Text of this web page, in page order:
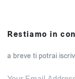
Restiamo in
a breve ti potrai